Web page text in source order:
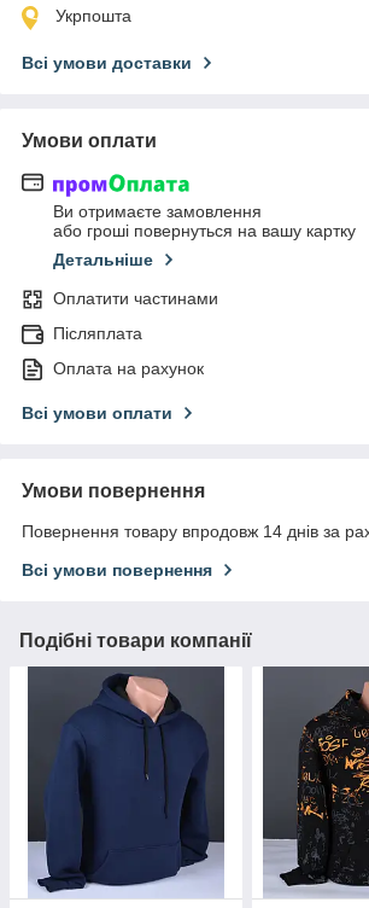
Укрпошта
Всі умови доставки
Умови оплати
Ви отримаєте замовлення
або гроші повернуться на вашу картку
Детальніше
Оплатити частинами
Післяплата
Оплата на рахунок
Всі умови оплати
Умови повернення
Повернення товару впродовж 14 днів за
Всі умови повернення
Подібні товари компанії